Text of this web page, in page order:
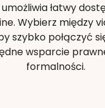
łatwy
Wybierz między
szybko połączyć
wsparcie
formalności.